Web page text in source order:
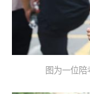
图为一位